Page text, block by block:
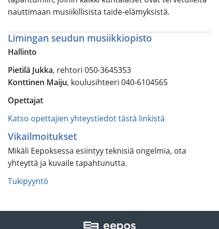
nauttimaan musiikillisista taide-elämyksistä.
Limingan seudun musiikkiopisto
Hallinto
Pietilä Jukka, rehtori 050-3645353
Konttinen Maiju, koulusihteeri 040-6104565
Opettajat
Katso opettajien yhteystiedot tästä linkistä
Vikailmoitukset
Mikäli Eepoksessa esiintyy teknisiä ongelmia, ota
yhteyttä ja kuvaile tapahtunutta.
Tukipyyntö